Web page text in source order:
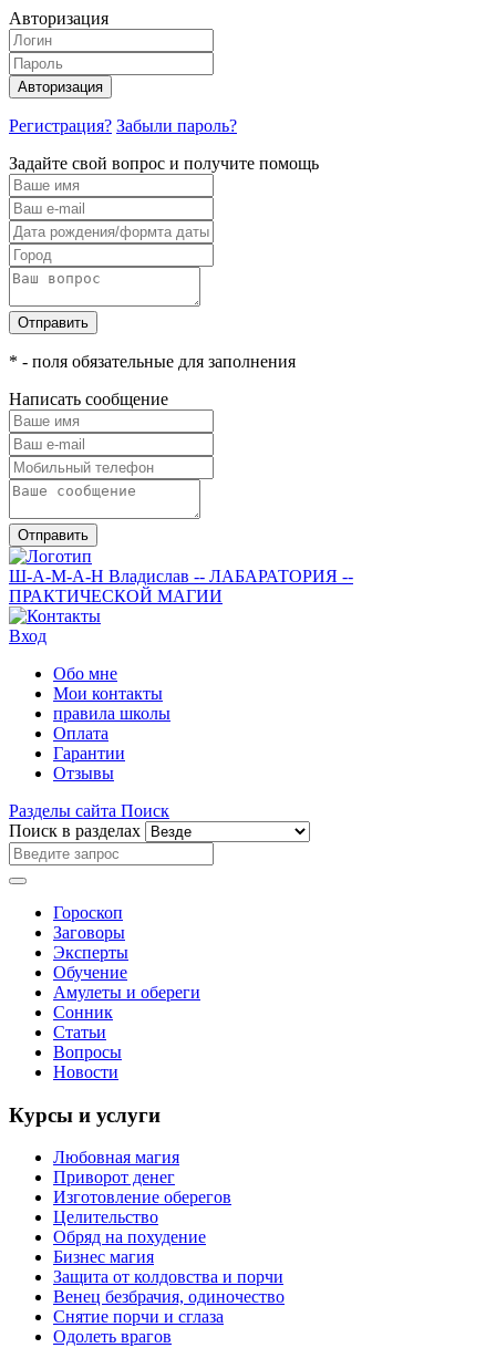
Авторизация
Авторизация
Регистрация? Забыли пароль?
Задайте свой вопрос и получите помощь
Отправить
* - поля обязательные для заполнения
Написать сообщение
Отправить
Ш-А-М-А-Н Владислав -- ЛАБАРАТОРИЯ --
ПРАКТИЧЕСКОЙ МАГИИ
Вход
Обо мне
Мои контакты
правила школы
Оплата
Гарантии
Отзывы
Разделы сайта Поиск
Поиск в разделах
Гороскоп
Заговоры
Эксперты
Обучение
Амулеты и обереги
Сонник
Статьи
Вопросы
Новости
Курсы и услуги
Любовная магия
Приворот денег
Изготовление оберегов
Целительство
Обряд на похудение
Бизнес магия
Защита от колдовства и порчи
Венец безбрачия, одиночество
Снятие порчи и сглаза
Одолеть врагов